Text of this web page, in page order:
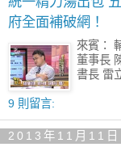
府全面補破網！
來賓：
董事長
書長 雷
9 則留言:
2013年11月11日